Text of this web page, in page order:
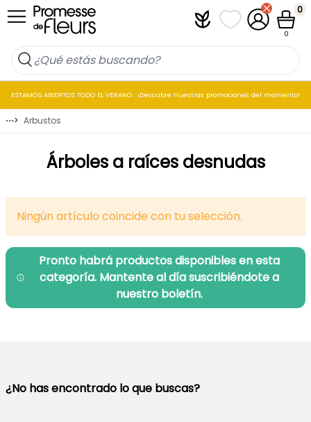
Ir al contenido PlantfitMis listas de
Mi cuenta
Cesta
0
0
ESTAMOS ABIERTOS TODO EL VERANO : ¡Descubre nuestras promociones del momento!
⋯> Arbustos
Árboles a raíces desnudas
Ningún artículo coincide con tu selección.
Pronto habrá productos disponibles en esta
categoría. Mantente al día suscribiéndote a
nuestro boletín.
¿No has encontrado lo que buscas?